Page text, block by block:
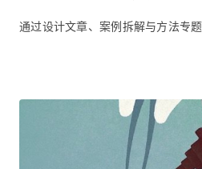
通过设计文章、案例拆解与方法专